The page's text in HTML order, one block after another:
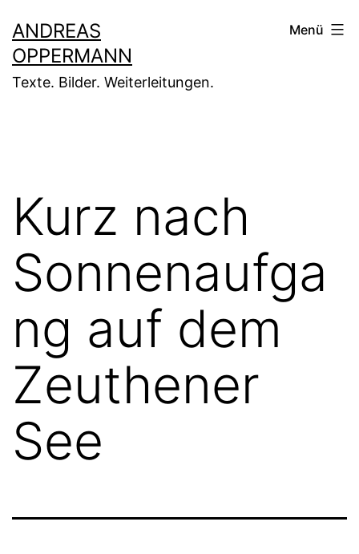
Inhalt
springen
ANDREAS
OPPERMANN
Texte. Bilder. Weiterleitungen.
Menü
Kurz nach
Sonnenaufga
ng auf dem
Zeuthener
See